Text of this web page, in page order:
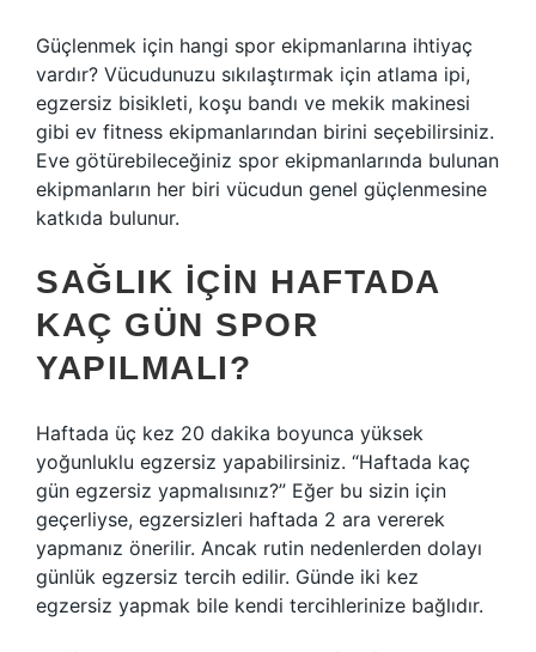
Güçlenmek için hangi spor ekipmanlarına ihtiyaç
vardır? Vücudunuzu sıkılaştırmak için atlama ipi,
egzersiz bisikleti, koşu bandı ve mekik makinesi
gibi ev fitness ekipmanlarından birini seçebilirsiniz.
Eve götürebileceğiniz spor ekipmanlarında bulunan
ekipmanların her biri vücudun genel güçlenmesine
katkıda bulunur.
SAĞLIK IÇIN HAFTADA
KAÇ GÜN SPOR
YAPILMALI?
Haftada üç kez 20 dakika boyunca yüksek
yoğunluklu egzersiz yapabilirsiniz. “Haftada kaç
gün egzersiz yapmalısınız?” Eğer bu sizin için
geçerliyse, egzersizleri haftada 2 ara vererek
yapmanız önerilir. Ancak rutin nedenlerden dolayı
günlük egzersiz tercih edilir. Günde iki kez
egzersiz yapmak bile kendi tercihlerinize bağlıdır.